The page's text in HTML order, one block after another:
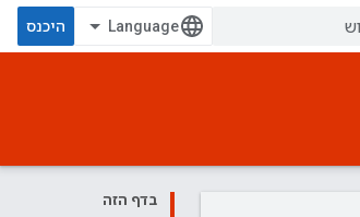
היכנס
בדף הזה